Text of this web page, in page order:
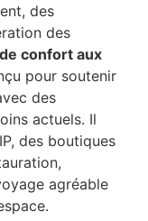
des
des
confort aux
pour soutenir
des
actuels. Il
des boutiques
agréable